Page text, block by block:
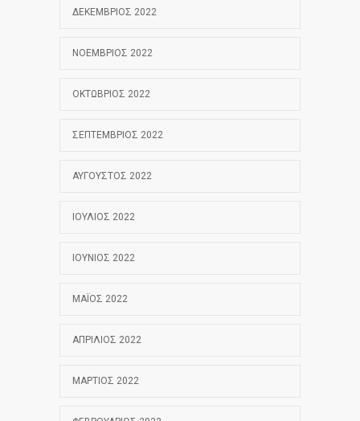
ΔΕΚΈΜΒΡΙΟΣ 2022
ΝΟΈΜΒΡΙΟΣ 2022
ΟΚΤΏΒΡΙΟΣ 2022
ΣΕΠΤΈΜΒΡΙΟΣ 2022
ΑΎΓΟΥΣΤΟΣ 2022
ΙΟΎΛΙΟΣ 2022
ΙΟΎΝΙΟΣ 2022
ΜΆΙΟΣ 2022
ΑΠΡΊΛΙΟΣ 2022
ΜΆΡΤΙΟΣ 2022